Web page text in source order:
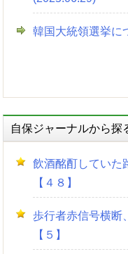
韓国大統領選挙に
自保ジャーナルから探
飲酒酩酊していた
【４８】
歩行者赤信号横断
【５】